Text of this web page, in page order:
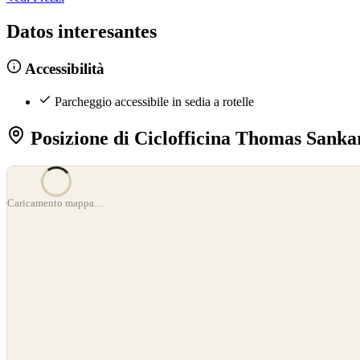
Datos interesantes
Accessibilità
Parcheggio accessibile in sedia a rotelle
Posizione di Ciclofficina Thomas
Caricamento mappa…